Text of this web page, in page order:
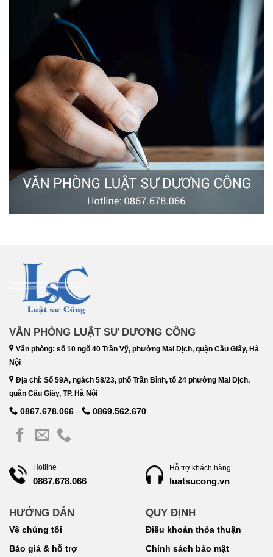
VĂN PHÒNG LUẬT SƯ DƯƠNG CÔNG
Văn phòng: số 10 ngõ 40 Trần Vỹ, phường Mai Dịch, quận Cầu Giấy, Hà
Nội
Địa chỉ: Số 59A, ngách 58/23, phố Trần Bình, tổ 24 phường Mai Dịch,
quận Cầu Giấy, TP. Hà Nội
0867.678.066 - 0869.562.670
Hotline
0867.678.066
HƯỚNG DẪN
Về chúng tôi
Báo giá & hỗ trợ
Hỗ trợ khách hàng
luatsucong.vn
QUY ĐỊNH
Điều khoản thỏa thuận
Chính sách bảo mật